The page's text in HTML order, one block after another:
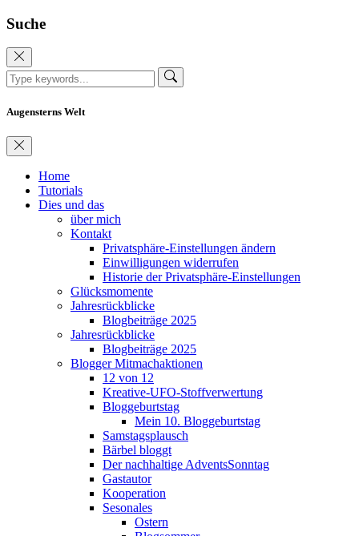
Suche
Augensterns Welt
Home
Tutorials
Dies und das
über mich
Kontakt
Privatsphäre-Einstellungen ändern
Einwilligungen widerrufen
Historie der Privatsphäre-Einstellungen
Glücksmomente
Jahresrückblicke
Blogbeiträge 2025
Jahresrückblicke
Blogbeiträge 2025
Blogger Mitmachaktionen
12 von 12
Kreative-UFO-Stoffverwertung
Bloggeburtstag
Mein 10. Bloggeburtstag
Samstagsplausch
Bärbel bloggt
Der nachhaltige AdventsSonntag
Gastautor
Kooperation
Sesonales
Ostern